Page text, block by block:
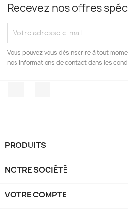
Recevez nos offres
Vous pouvez vous désinscrire à tout
nos informations de contact dans les
PRODUITS
NOTRE SOCIÉTÉ
VOTRE COMPTE